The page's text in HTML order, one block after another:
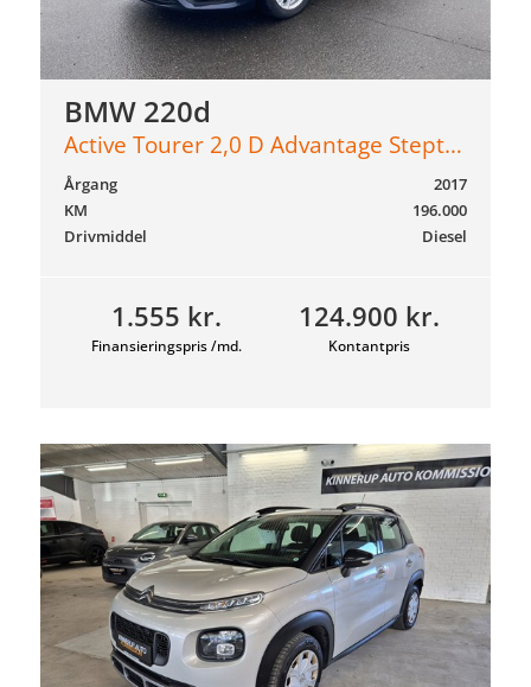
BMW 220d
Active Tourer 2,0 D Advantage Steptronic 190HK 8g Aut.
1.555 kr.
Finansieringspris /md.
124.900 kr.
Kontantpris
2017
Årgang
196.000
KM
Diesel
Drivmiddel